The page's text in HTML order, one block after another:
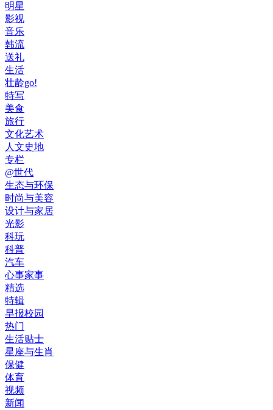
明星
影视
音乐
韩流
送礼
生活
壮龄go!
特写
美食
旅行
文化艺术
人文史地
专栏
@世代
生态与环保
时尚与美容
设计与家居
光影
科玩
科普
汽车
心事家事
精选
特辑
早报校园
热门
生活贴士
星座与生肖
保健
体育
视频
新闻